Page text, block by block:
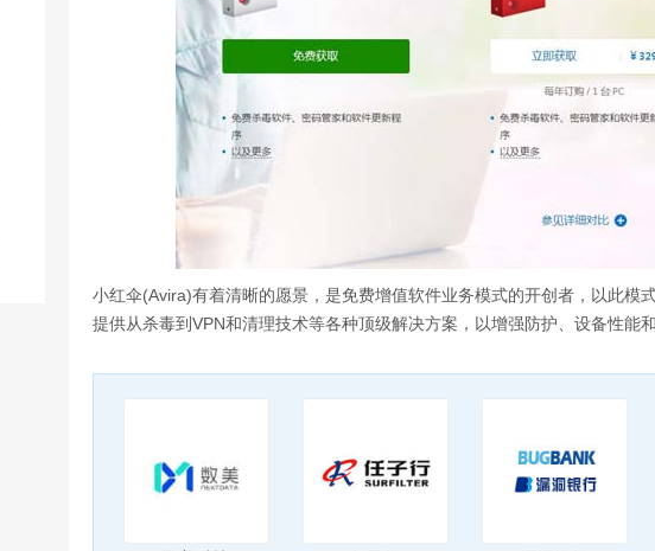
小红伞(Avira)有着清晰的愿景，是免费增值软件业务模式的开创者，以此模
提供从杀毒到VPN和清理技术等各种顶级解决方案，以增强防护、设备性能